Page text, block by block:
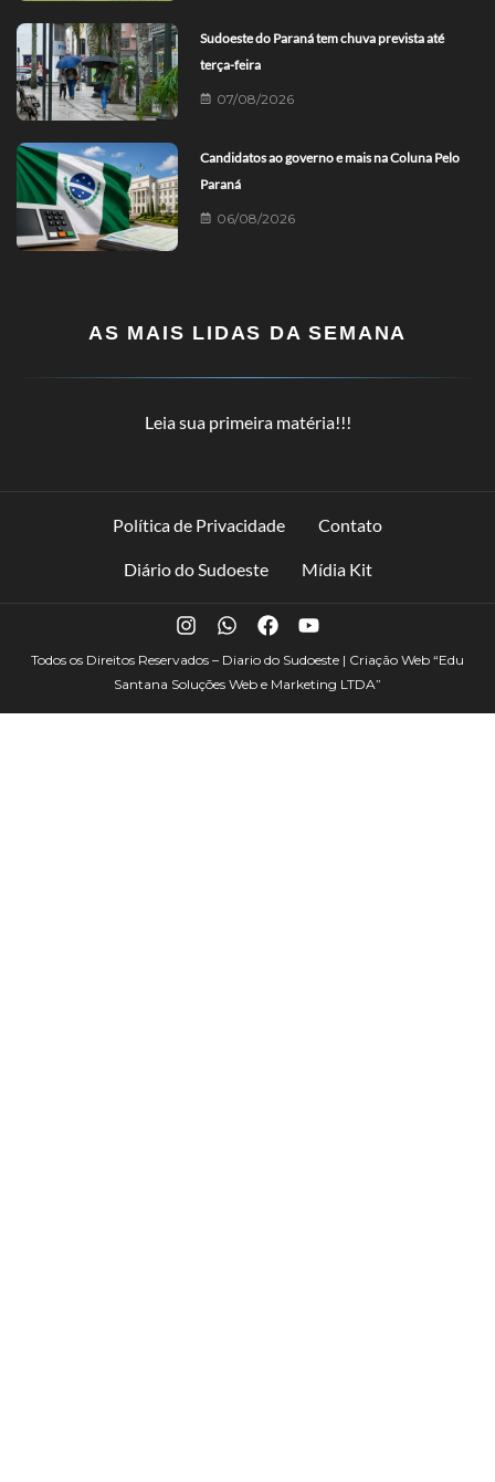
Sudoeste do Paraná tem chuva prevista até
terça-feira
07/08/2026
Candidatos ao governo e mais na Coluna Pelo
Paraná
06/08/2026
AS MAIS LIDAS DA SEMANA
Leia sua primeira matéria!!!
Política de Privacidade Contato
Diário do Sudoeste Mídia Kit
Todos os Direitos Reservados – Diario do Sudoeste | Criação Web “Edu
Santana Soluções Web e Marketing LTDA”